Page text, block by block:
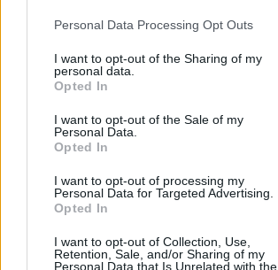
Personal Data Processing Opt Outs
I want to opt-out of the Sharing of my
personal data.
Opted In
I want to opt-out of the Sale of my
Personal Data.
Opted In
I want to opt-out of processing my
Personal Data for Targeted Advertising.
Opted In
I want to opt-out of Collection, Use,
Retention, Sale, and/or Sharing of my
Personal Data that Is Unrelated with the
Serie A Μοράτα Αλβάρο
Ιταλία Ποδόσφαιρο
COMMENTS
Συνδεθείτε για να σχολιάσετε